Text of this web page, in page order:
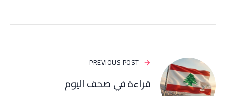
PREVIOUS POST
قراءة في صحف اليوم